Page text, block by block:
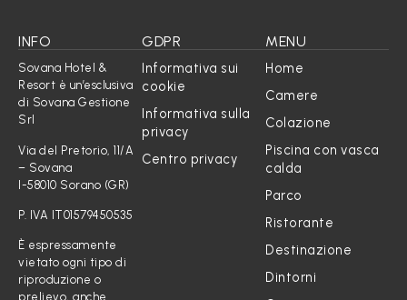
INFO
Sovana Hotel &
Resort è un’esclusiva
di Sovana Gestione
Srl
Via del Pretorio, 11/A
– Sovana
I-58010 Sorano (GR)
P. IVA IT01579450535
È espressamente
vietato ogni tipo di
riproduzione o
prelievo, anche
GDPR
Informativa sui
cookie
Informativa sulla
privacy
Centro privacy
MENU
Home
Camere
Colazione
Piscina con vasca
calda
Parco
Ristorante
Destinazione
Dintorni